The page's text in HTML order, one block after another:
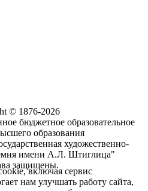
© 1876-2026
бюджетное образовательное
образования
художественно-
имени А.Л. Штиглица"
защищены.
включая сервис
нам улучшать работу сайта,